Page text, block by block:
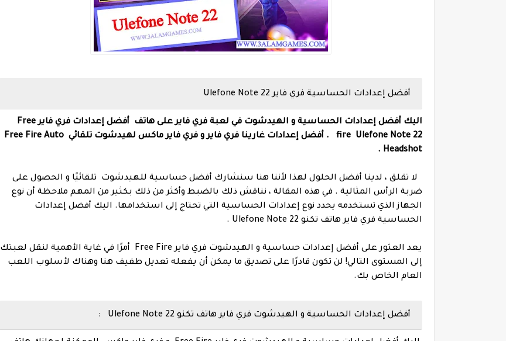
أفضل إعدادات الحساسية فري فايرUlefone Note 22
اليك أفضل إعدادات الحساسية و الهيدشوت في لعبة فري فاير على هاتف
أفضل إعدادات فري فاير Free
fire Ulefone Note 22
.
أفضل إعدادات غارينا فري فاير و فري فاير ماكس لهيدشوت تلقائي Free Fire Auto
Headshot .
لا تقلق ، لدينا أفضل الحلول لهذا لأننا هنا سنشارك أفضل حساسية للهيدشوت تلقائيًا و الحصول على
ضربة الرأس المثالية . في هذه المقالة ، نناقش ذلك بالضبط وأكثر من ذلك بكثير من المهم ملاحظة أن نوع
الجهاز الذي تستخدمه يحدد نوع إعدادات الحساسية التي تحتاج إلى استخدامها. اليك أفضل إعدادات
الحساسية فري فاير هاتف تكنو Ulefone Note 22 .
يعد العثور على أفضل إعدادات حساسية و الهيدشوت فري فاير Free Fire أمرًا في غاية الأهمية لنقل لعبتك
إلى المستوى التالي! لن تكون قادرًا على تصديق ما يمكن أن يفعله تعديل طفيف هنا وهناك لأسلوب اللعب
العام الخاص بك.
أفضل إعدادات الحساسية و الهيدشوت فري فاير هاتف تكنو Ulefone Note 22 :